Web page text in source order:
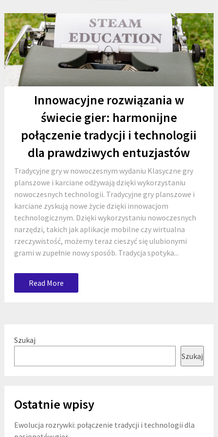
Innowacyjne rozwiązania w
świecie gier: harmonijne
połączenie tradycji i technologii
dla prawdziwych entuzjastów
Tradycyjne gry w nowoczesnym wydaniu Klasyczne gry
planszowe i karciane odżywają dzięki wykorzystaniu
nowoczesnych technologii. Tradycyjne gry planszowe i
karciane zyskują nowe życie dzięki innowacjom
technologicznym. Dzięki wykorzystaniu nowoczesnych
narzędzi, takich jak aplikacje mobilne czy wirtualna
rzeczywistość, możemy teraz cieszyć się ulubionymi
grami w zupełnie nowy sposób. Tradycja spotyka...
Read More
Szukaj
Szukaj
Ostatnie wpisy
Ewolucja rozrywki: połączenie tradycji i technologii dla